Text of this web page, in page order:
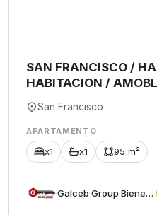
SAN FRANCISCO /
HABITACION /
San Francisco
APARTAMENTO
x1 x1 95 m²
Galceb Group Bienes Raices